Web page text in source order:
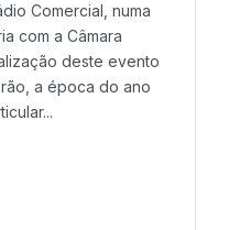
Comercial, numa
com a Câmara
deste evento
a época do ano